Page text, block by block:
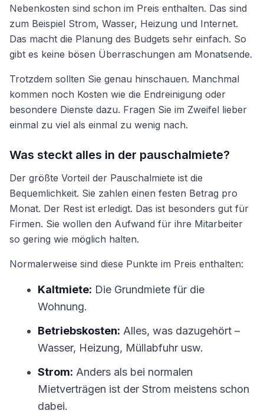
Nebenkosten sind schon im Preis enthalten. Das sind
zum Beispiel Strom, Wasser, Heizung und Internet.
Das macht die Planung des Budgets sehr einfach. So
gibt es keine bösen Überraschungen am Monatsende.
Trotzdem sollten Sie genau hinschauen. Manchmal
kommen noch Kosten wie die Endreinigung oder
besondere Dienste dazu. Fragen Sie im Zweifel lieber
einmal zu viel als einmal zu wenig nach.
Was steckt alles in der pauschalmiete?
Der größte Vorteil der Pauschalmiete ist die
Bequemlichkeit. Sie zahlen einen festen Betrag pro
Monat. Der Rest ist erledigt. Das ist besonders gut für
Firmen. Sie wollen den Aufwand für ihre Mitarbeiter
so gering wie möglich halten.
Normalerweise sind diese Punkte im Preis enthalten:
Kaltmiete: Die Grundmiete für die
Wohnung.
Betriebskosten: Alles, was dazugehört –
Wasser, Heizung, Müllabfuhr usw.
Strom: Anders als bei normalen
Mietverträgen ist der Strom meistens schon
dabei.